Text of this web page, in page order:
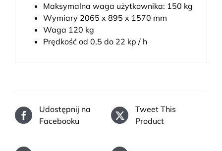
Maksymalna waga użytkownika: 150 kg
Wymiary 2065 x 895 x 1570 mm
Waga 120 kg
Prędkość od 0,5 do 22 kp / h
Udostępnij na
Facebooku
Tweet This
Product